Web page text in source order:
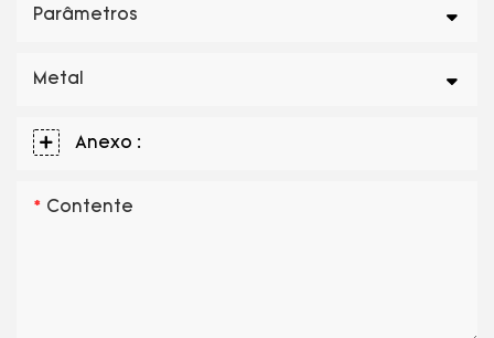
Parâmetros
Metal
Anexo :
Contente